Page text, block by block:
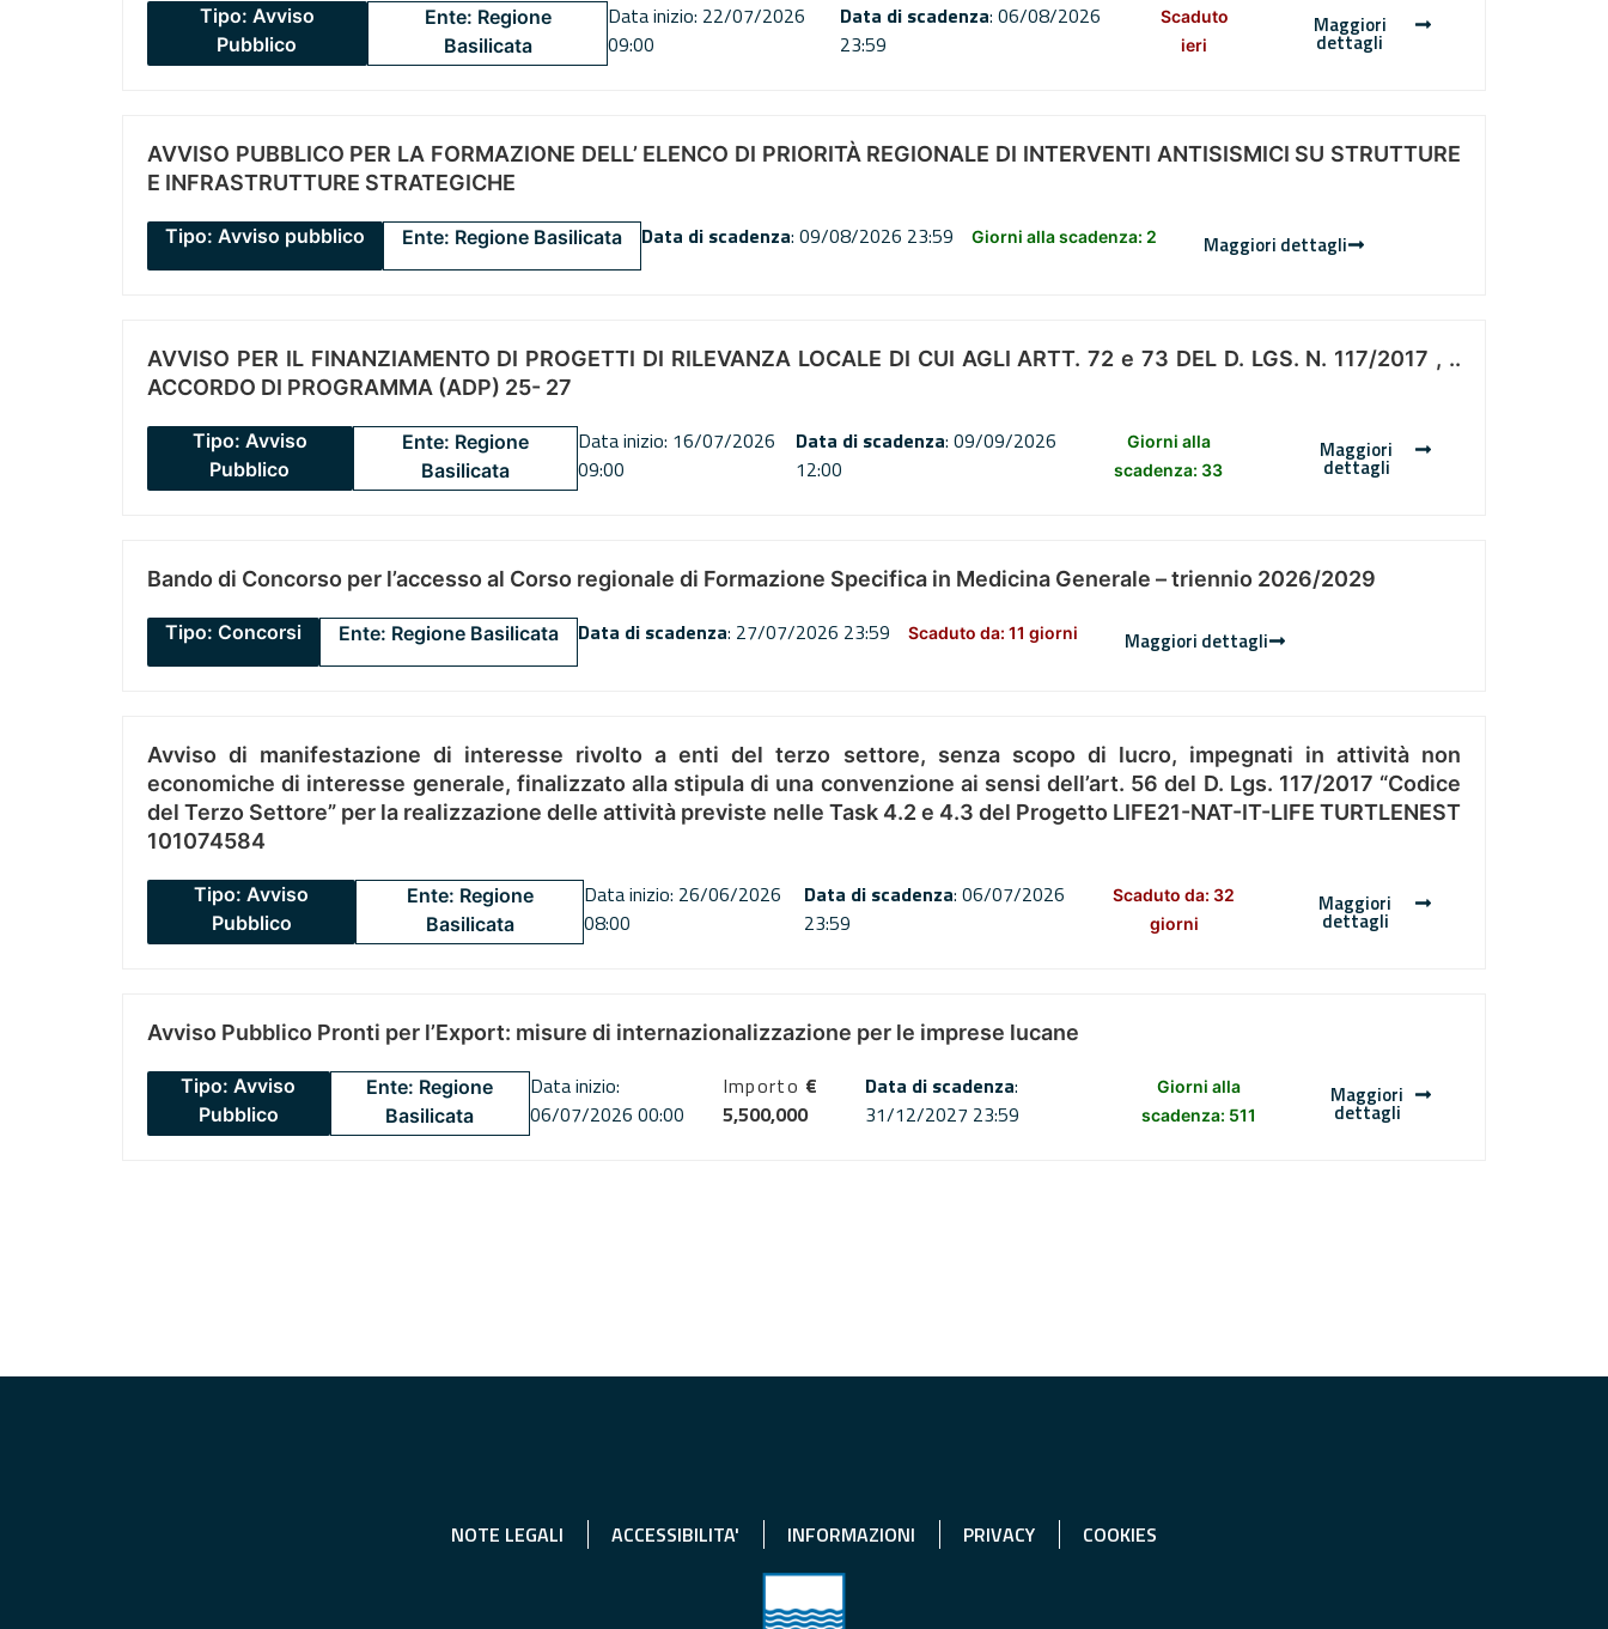
Tipo: Avviso
Pubblico
Ente: Regione
Basilicata
Data inizio: 22/07/2026
09:00
Data di scadenza: 06/08/2026
23:59
Scaduto
ieri
Maggiori
dettagli
AVVISO PUBBLICO PER LA FORMAZIONE DELL’ ELENCO DI PRIORITÀ REGIONALE DI INTERVENTI ANTISISMICI SU STRUTTURE
E INFRASTRUTTURE STRATEGICHE
Tipo: Avviso pubblico Ente: Regione Basilicata Data di scadenza: 09/08/2026 23:59 Giorni alla scadenza: 2 Maggiori dettagli
AVVISO PER IL FINANZIAMENTO DI PROGETTI DI RILEVANZA LOCALE DI CUI AGLI ARTT. 72 e 73 DEL D. LGS. N. 117/2017 , ..
ACCORDO DI PROGRAMMA (ADP) 25- 27
Tipo: Avviso
Pubblico
Ente: Regione
Basilicata
Data inizio: 16/07/2026
09:00
Data di scadenza: 09/09/2026
12:00
Giorni alla
scadenza: 33
Maggiori
dettagli
Bando di Concorso per l’accesso al Corso regionale di Formazione Specifica in Medicina Generale – triennio 2026/2029
Tipo: Concorsi Ente: Regione Basilicata Data di scadenza: 27/07/2026 23:59 Scaduto da: 11 giorni Maggiori dettagli
Avviso di manifestazione di interesse rivolto a enti del terzo settore, senza scopo di lucro, impegnati in attività non
economiche di interesse generale, finalizzato alla stipula di una convenzione ai sensi dell’art. 56 del D. Lgs. 117/2017 “Codice
del Terzo Settore” per la realizzazione delle attività previste nelle Task 4.2 e 4.3 del Progetto LIFE21-NAT-IT-LIFE TURTLENEST
101074584
Tipo: Avviso
Pubblico
Ente: Regione
Basilicata
Data inizio: 26/06/2026
08:00
Data di scadenza: 06/07/2026
23:59
Scaduto da: 32
giorni
Maggiori
dettagli
Avviso Pubblico Pronti per l’Export: misure di internazionalizzazione per le imprese lucane
Tipo: Avviso
Pubblico
Ente: Regione
Basilicata
Data inizio:
06/07/2026 00:00
Importo €
5,500,000
Data di scadenza:
31/12/2027 23:59
Giorni alla
scadenza: 511
Maggiori
dettagli
NOTE LEGALI ACCESSIBILITA' INFORMAZIONI PRIVACY COOKIES